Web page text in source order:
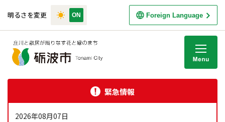
明るさを変更 Foreign Language
緊急情報
2026年08月07日